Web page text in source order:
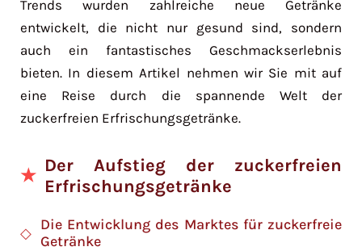
Trends wurden zahlreiche neue Getränke
entwickelt, die nicht nur gesund sind, sondern
auch ein fantastisches Geschmackserlebnis
bieten. In diesem Artikel nehmen wir Sie mit auf
eine Reise durch die spannende Welt der
zuckerfreien Erfrischungsgetränke.
Der Aufstieg der zuckerfreien
Erfrischungsgetränke
Die Entwicklung des Marktes für zuckerfreie
Getränke